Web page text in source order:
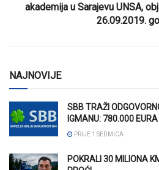
akademija u Sarajevu UNSA,
26.09.2019.
NAJNOVIJE
SBB TRAŽI
IGMANU: 780.000
PRIJE 1 SEDMICA
POKRALI 30 MILIONA